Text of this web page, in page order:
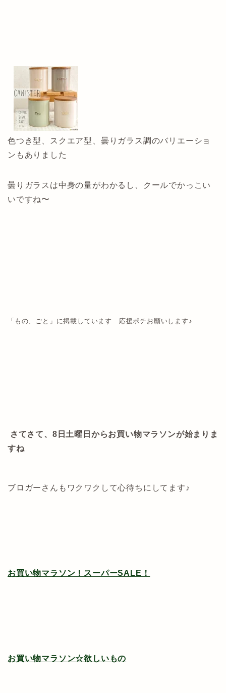
色つき型、スクエア型、曇りガラス調のバリエーショ
ンもありました
曇りガラスは中身の量がわかるし、クールでかっこい
いですね〜
「もの、ごと」に掲載しています 応援ポチお願いします♪
さてさて、8日土曜日からお買い物マラソンが始まりま
すね
ブロガーさんもワクワクして心待ちにしてます♪
お買い物マラソン！スーパーSALE！
お買い物マラソン☆欲しいもの